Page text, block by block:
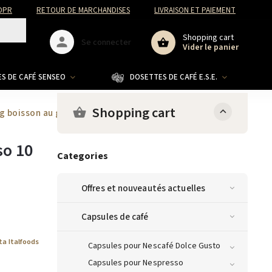
RETOUR DE MARCHANDISES LIVRAISON ET PAIEMENT
Shopping cart
Vider le panier
Se connecter
DE CAFÉ SENSEO DOSETTES DE CAFÉ E.S.E.
au ginseng pour Nespresso 10 pièces
Shopping cart
Categories
Offres et nouveautés actuelles
Capsules de café
Capsules pour Nescafé Dolce Gusto
Capsules pour Nespresso
10
Italfoods